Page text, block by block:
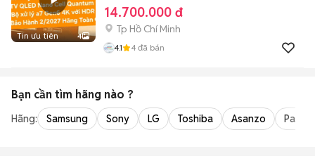
Tin ưu tiên 4
14.700.000 đ
Tp Hồ Chí Minh
4.1 4 đã bán
Bạn cần tìm hãng nào ?
Hãng: Samsung Sony LG Toshiba Asanzo